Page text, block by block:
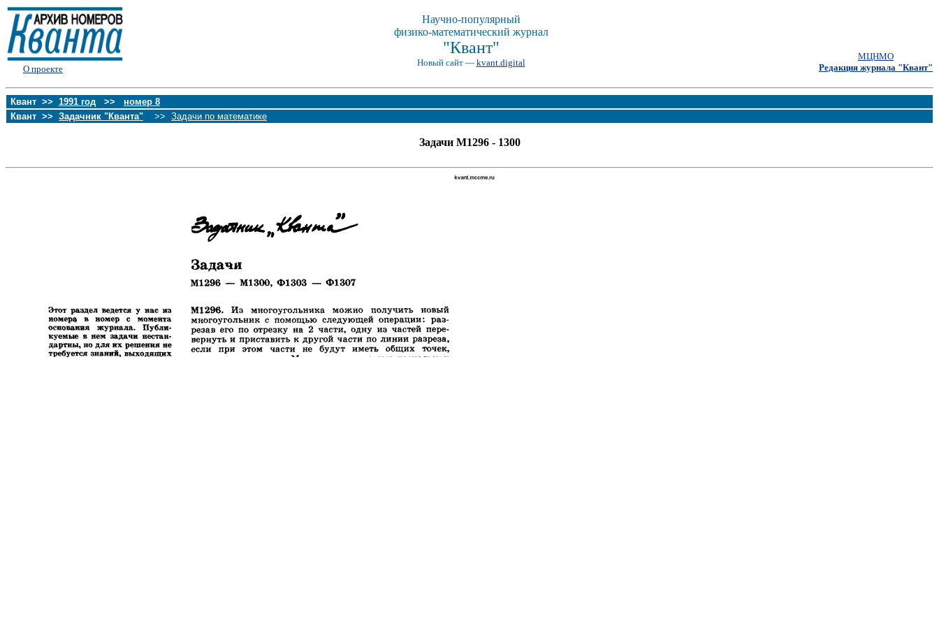
О проекте
Научно-популярный
физико-математический журнал
"Квант"
Новый сайт — kvant.digital
МЦНМО
Редакция журнала "Квант"
Квант >> 1991 год >> номер 8
Квант >> Задачник "Кванта" >> Задачи по математике
Задачи М1296 - 1300